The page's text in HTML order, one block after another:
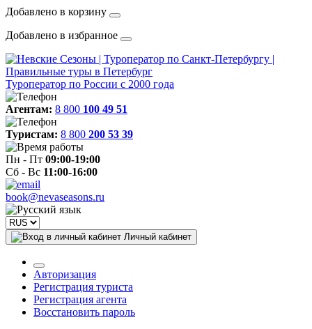
Добавлено в корзину
Добавлено в избранное
Туроператор по России с 2000 года
Агентам: 8 800 100 49 51
Туристам: 8 800 200 53 39
Пн - Пт 09:00-19:00
Сб - Вс 11:00-16:00
book@nevaseasons.ru
Личный кабинет
Авторизация
Регистрация туриста
Регистрация агента
Восстановить пароль